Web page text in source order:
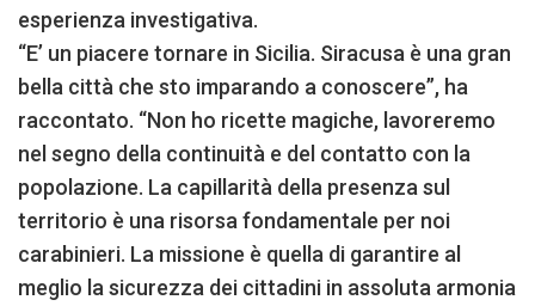
esperienza investigativa.
“E’ un piacere tornare in Sicilia. Siracusa è una gran
bella città che sto imparando a conoscere”, ha
raccontato. “Non ho ricette magiche, lavoreremo
nel segno della continuità e del contatto con la
popolazione. La capillarità della presenza sul
territorio è una risorsa fondamentale per noi
carabinieri. La missione è quella di garantire al
meglio la sicurezza dei cittadini in assoluta armonia